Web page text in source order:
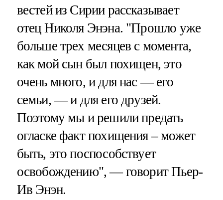
вестей из Сирии рассказывает
отец Николя Энэна. "Прошло уже
больше трех месяцев с момента,
как мой сын был похищен, это
очень много, и для нас — его
семьи, — и для его друзей.
Поэтому мы и решили предать
огласке факт похищения – может
быть, это поспособствует
освобождению", — говорит Пьер-
Ив Энэн.